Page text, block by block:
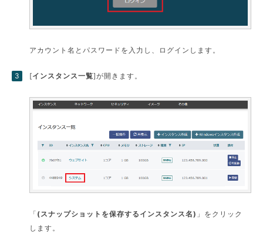
アカウント名とパスワードを入力し、ログインします。
[インスタンス一覧]が開きます。
「 (スナップショットを保存するインスタンス名) 」をクリック
します。